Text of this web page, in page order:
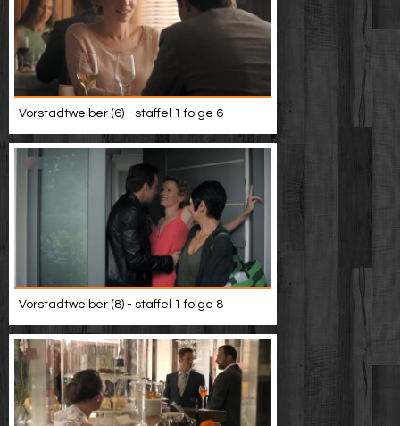
Vorstadtweiber (6) - staffel 1 folge 6
Vorstadtweiber (8) - staffel 1 folge 8